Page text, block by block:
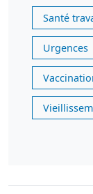
Santé
Urgences